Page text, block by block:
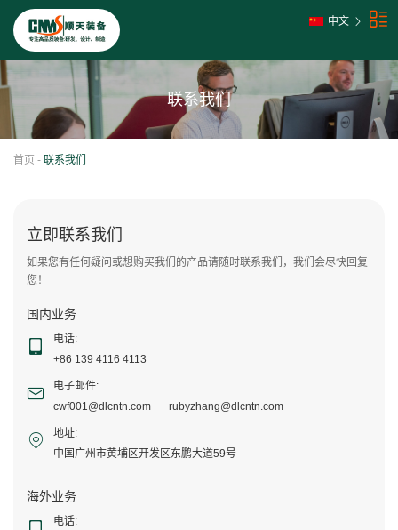
中文
联系我们
首页 - 联系我们
立即联系我们
如果您有任何疑问或想购买我们的产品请随时联系我们，我们会尽快回复
您！
国内业务
电话:
+86 139 4116 4113
电子邮件:
cwf001@dlcntn.com
rubyzhang@dlcntn.com
地址:
中国广州市黄埔区开发区东鹏大道59号
海外业务
电话: